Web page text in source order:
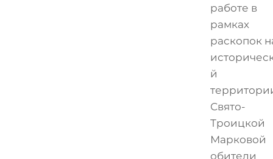
работе в
рамках
раскопок
й
Свято-
Троицкой
Марковой
обители